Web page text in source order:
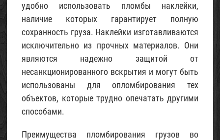
удобно использовать пломбы наклейки,
наличие которых гарантирует полную
сохранность груза. Наклейки изготавливаются
исключительно из прочных материалов. Они
являются надежно защитой от
несанкционированного вскрытия и могут быть
использованы для опломбирования тех
объектов, которые трудно опечатать другими
способами.
Преимущества пломбирования грузов во
Щебень
известняковый
02
Май
Песок
строительный
02
2015